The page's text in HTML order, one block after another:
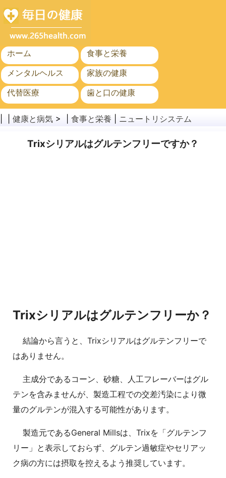
ホーム
食事と栄養
メンタルヘルス
家族の健康
代替医療
歯と口の健康
がん
公衆衛生
健康と病気 > | 食事と栄養 ニュートリシステム
Trixシリアルはグルテンフリーですか？
Trixシリアルはグルテンフリーか？
結論から言うと、Trixシリアルはグルテンフリーで
はありません。
主成分であるコーン、砂糖、人工フレーバーはグル
テンを含みませんが、製造工程での交差汚染により微
量のグルテンが混入する可能性があります。
製造元であるGeneral Millsは、Trixを「グルテンフ
リー」と表示しておらず、グルテン過敏症やセリアッ
ク病の方には摂取を控えるよう推奨しています。